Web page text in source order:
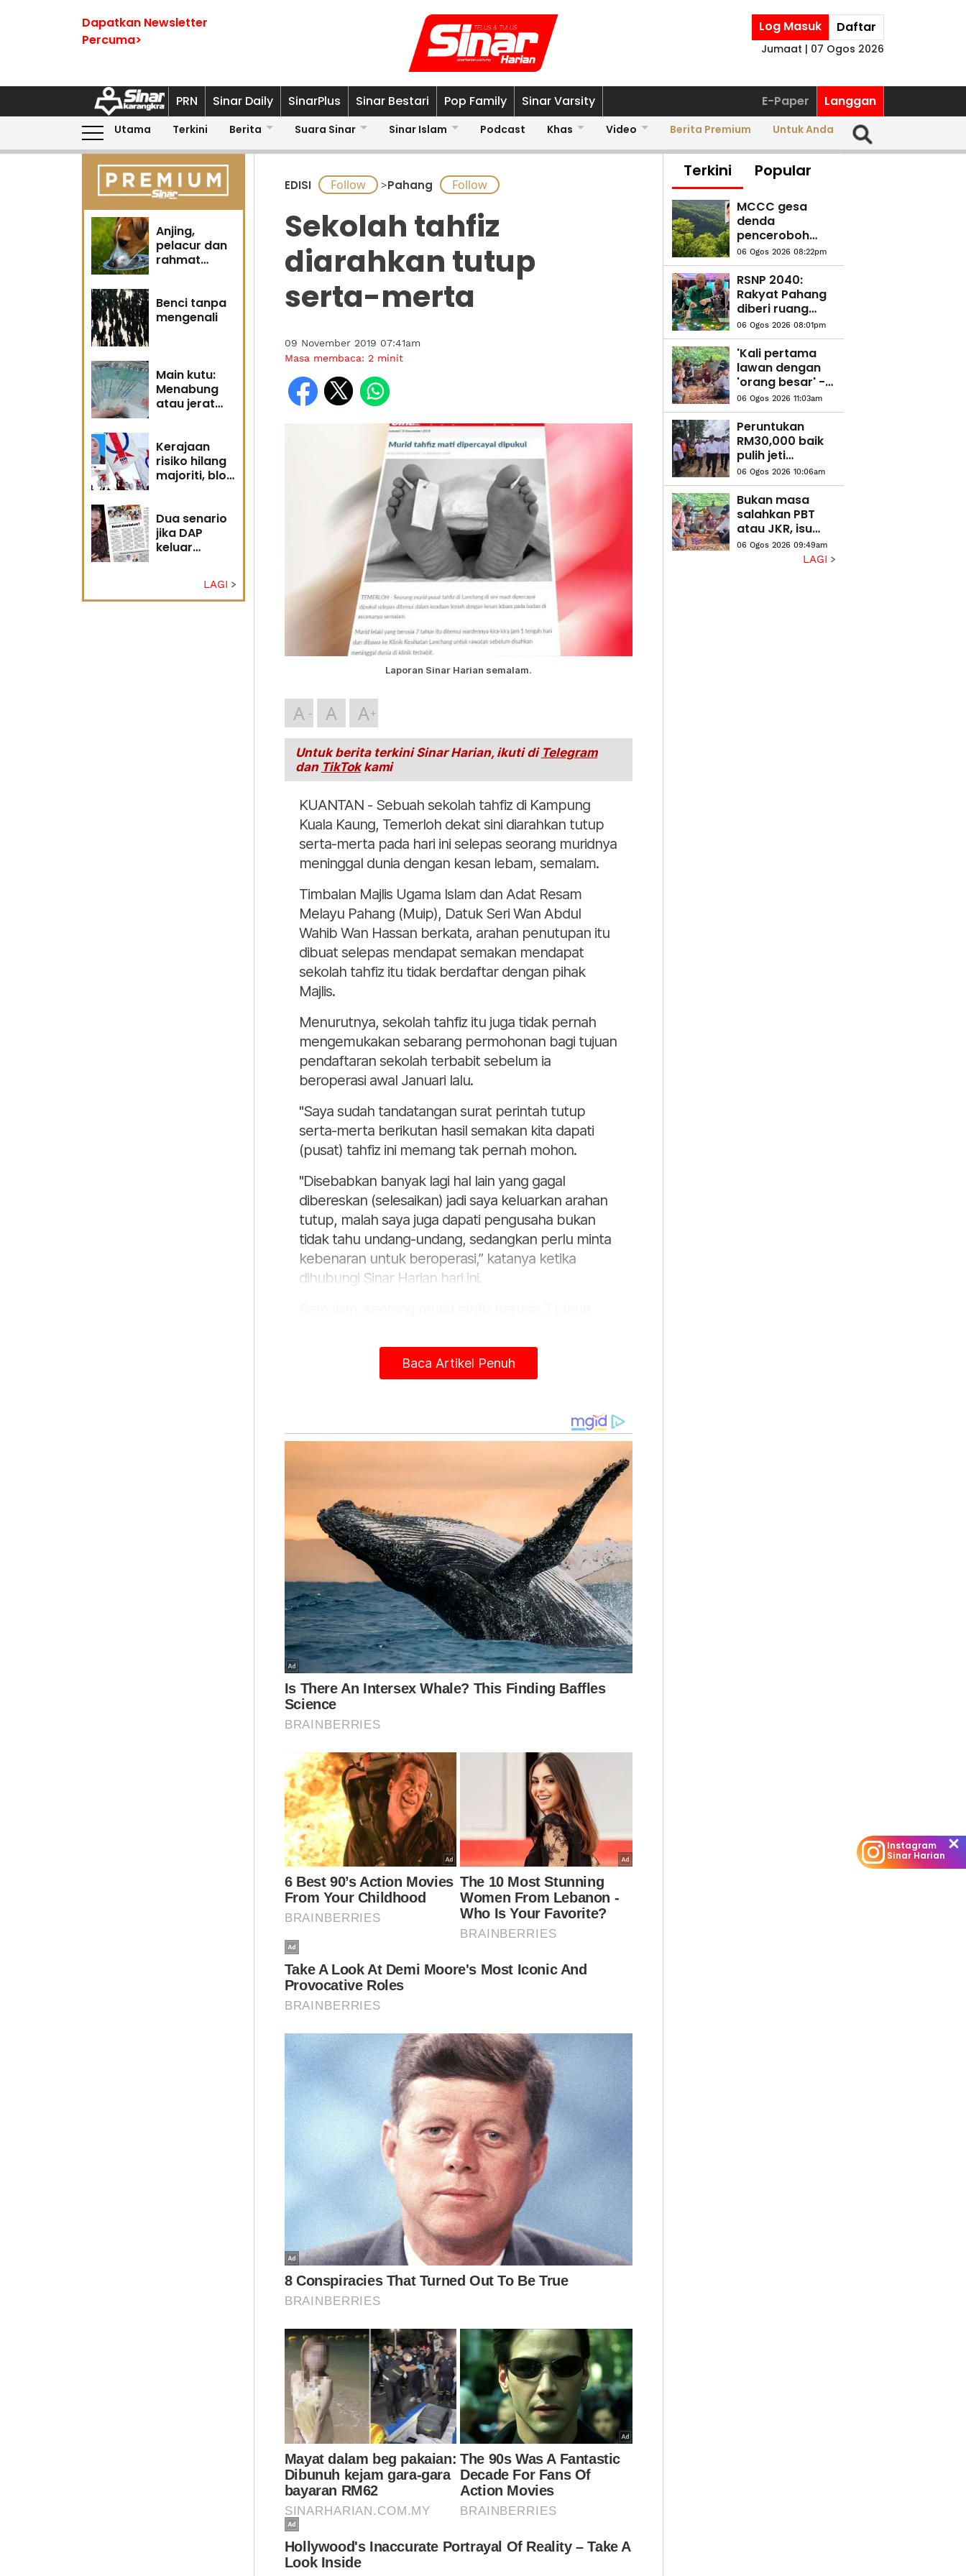
Dapatkan Newsletter
Percuma>
Log Masuk Daftar
Jumaat | 07 Ogos 2026
PRN Sinar Daily SinarPlus Sinar Bestari Pop Family Sinar Varsity E-Paper Langgan
Utama Terkini Berita Suara Sinar Sinar Islam Podcast Khas Video Berita Premium Untuk Anda
Anjing,
pelacur dan
rahmat
Benci tanpa
mengenali
Main kutu:
Menabung
atau jerat
Kerajaan
risiko hilang
majoriti, blok
semula
Dua senario
jika DAP
keluar
LAGI
EDISI >Pahang
Sekolah tahfiz
diarahkan tutup
serta-merta
09 November 2019 07:41am
Masa membaca: 2 minit
Laporan Sinar Harian semalam.
A A A
Untuk berita terkini Sinar Harian, ikuti di Telegram
dan TikTokkami
KUANTAN - Sebuah sekolah tahfiz di Kampung
Kuala Kaung, Temerloh dekat sini diarahkan tutup
serta-merta pada hari ini selepas seorang muridnya
meninggal dunia dengan kesan lebam, semalam.
Timbalan Majlis Ugama Islam dan Adat Resam
Melayu Pahang (Muip), Datuk Seri Wan Abdul
Wahib Wan Hassan berkata, arahan penutupan itu
dibuat selepas mendapat semakan mendapat
sekolah tahfiz itu tidak berdaftar dengan pihak
Majlis.
Menurutnya, sekolah tahfiz itu juga tidak pernah
mengemukakan sebarang permohonan bagi tujuan
pendaftaran sekolah terbabit sebelum ia
beroperasi awal Januari lalu.
"Saya sudah tandatangan surat perintah tutup
serta-merta berikutan hasil semakan kita dapati
(pusat) tahfiz ini memang tak pernah mohon.
"Disebabkan banyak lagi hal lain yang gagal
dibereskan (selesaikan) jadi saya keluarkan arahan
tutup, malah saya juga dapati pengusaha bukan
tidak tahu undang-undang, sedangkan perlu minta
kebenaran untuk beroperasi,” katanya ketika
dihubungi Sinar Harian hari ini.
disahkan meninggal dunia dengan kesan lebam
sekolah tahfiz itu mempunyai 14 pelajar berumur 7
hingga 14 tahun dengan seorang tenaga pengajar.
Beliau berkata, pelantikan guru juga diragui sama
ada mempunyai kelayakan mengajar atau
sebaliknya.
Artikel Berkaitan:
Isteri Pengerusi UMNO Pulau Pinang meninggal dunia
Bekas ADUN Melaka meninggal dunia
Salahuddin Ayub meninggal dunia
"Kita tidak tahu guru ini ada sijil kebolehan tahfiz
atau tidak, kalau tiada kelayakan kita tidak akan bagi
kelayakan mendaftar.
cuma tak semua layak menjadi tenaga pengajar,
apatahlah lagi hendak menjalankan dan mengurus
tahfiz sebab itu kami kaji betul-betul perkara ini,"
katanya.
Dalam pada itu, katanya, Muip amat bertegas
dalam isu sekolah tahfiz yang perlu mendapatkan
kelulusan daripada pelbagai agensi sebelum
memulakan sesi persekolahan.
E-Mel setiap hari!
Menurutnya, isu keselamatan premis menjadi
keutamaan sebelum pihak Muip memberikan
kelulusan selain melihat sukatan mata pelajaran dan
silibus.
"Sebab itu, kami amat bertegas dalam perkara ini
bagi memandang banyak kejadian seperti
kebakaran dan kes lain berlaku di sekolah tahfiz,
namun kita bersyukur tidak yang melibatkan
nyawa.
"Kita tak mahu ambil risiko seperti kes yang berlaku
di Semenyih, begitu juga di Pahang banyak kes
Pekan jadi sebab itu kita bertegas dalam hal ini,”
katanya.
ARTIKEL BERKAITAN:'Tengkuk, kaki dia sejuk'
'Dah lama tak jumpa, tak sangka kali terakhir lihat
dia begini'
'Tiada kesan lebam ditemui ketika dia pulang
bercuti'
Muat turun aplikasi Sinar Harian.Klik di sini!
Baca Artikel Penuh
Terkini Popular
MCCC gesa
denda
penceroboh
tanah dinaikkan
RM20 juta
06 Ogos 2026 08:22pm
RSNP 2040:
Rakyat Pahang
diberi ruang
kemuka
pandangan,
cadangan hala
tuju
pembangunan
negeri
06 Ogos 2026 08:01pm
'Kali pertama
lawan dengan
'orang besar' -
Pesara polis
teruja main dam
dengan MB
Pahang
06 Ogos 2026 11:03am
Peruntukan
RM30,000 baik
pulih jeti
nelayan Sungai
Belat - Wan
Rosdy
06 Ogos 2026 10:06am
Bukan masa
salahkan PBT
atau JKR, isu
pokok tumbang
06 Ogos 2026 09:49am
LAGI
Instagram
Sinar Harian